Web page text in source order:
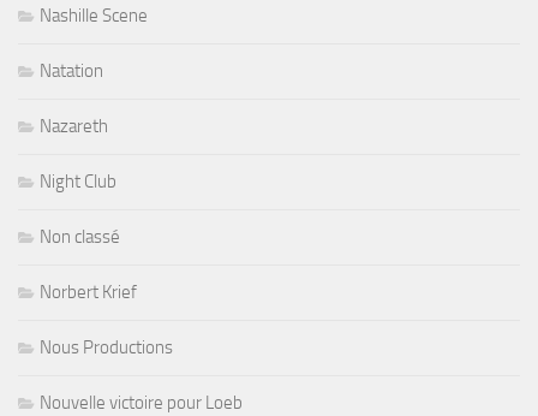
Nashille Scene
Natation
Nazareth
Night Club
Non classé
Norbert Krief
Nous Productions
Nouvelle victoire pour Loeb